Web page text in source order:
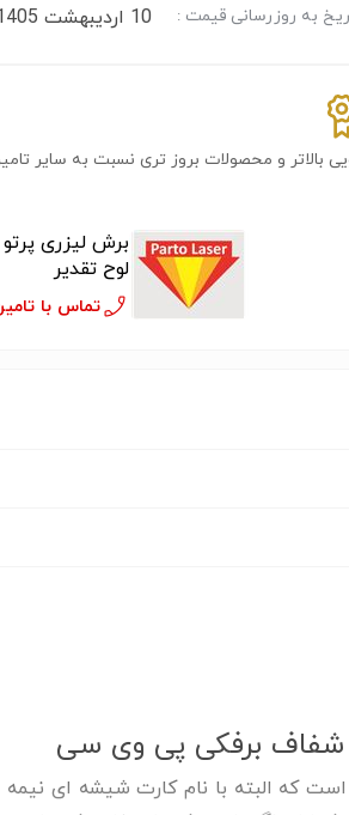
به روزرسانی قیمت : 10 اردیبهشت 1405
و محصولات بروز تری نسبت به سایر
برش لیزری
لوح تقدیر
تماس با
برفکی پی وی سی
که البته با نام کارت شیشه ای نیمه